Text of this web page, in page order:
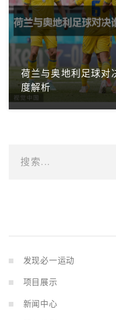
荷兰与奥地利足球对
度解析
搜索...
发现必一运动
项目展示
新闻中心